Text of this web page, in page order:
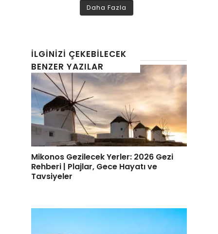
Daha Fazla
İLGINIZI ÇEKEBILECEK
BENZER YAZILAR
Mikonos Gezilecek Yerler: 2026 Gezi
Rehberi | Plajlar, Gece Hayatı ve
Tavsiyeler